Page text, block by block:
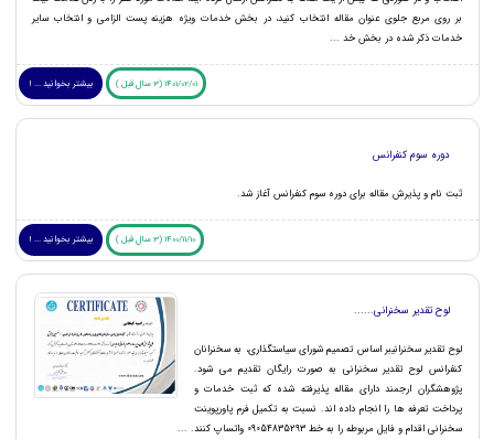
بر روی مربع جلوی عنوان مقاله انتخاب کنید، در بخش خدمات ویژه هزینه پست الزامی و انتخاب سایر
خدمات ذکر شده در بخش خد ...
1401/02/01 (3 سال قبل ) بیشتر بخوانید ... !
دوره سوم کنفرانس
ثبت نام و پذیرش مقاله برای دوره سوم کنفرانس آغاز شد.
1400/11/10 (3 سال قبل ) بیشتر بخوانید ... !
لوح تقدیر سخنرانی......
لوح تقدیر سخنرانیبر اساس تصمیم شورای سیاستگذاری، به سخنرانان
کنفرانس لوح تقدیر سخنرانی به صورت رایگان تقدیم می شود.
پژوهشگران ارجمند دارای مقاله پذیرفته شده که ثبت خدمات و
پرداخت تعرفه ها را انجام داده اند. نسبت به تکمیل فرم پاورپوینت
سخنرانی اقدام و فایل مربوطه را به خط 09054835293 واتساپ کنند. ...